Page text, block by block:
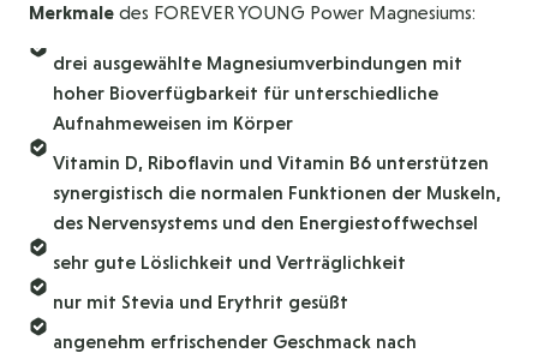
Merkmale des FOREVER YOUNG Power Magnesiums:
drei ausgewählte Magnesiumverbindungen mit
hoher Bioverfügbarkeit für unterschiedliche
Aufnahmeweisen im Körper
Vitamin D, Riboflavin und Vitamin B6 unterstützen
synergistisch die normalen Funktionen der Muskeln,
des Nervensystems und den Energiestoffwechsel
sehr gute Löslichkeit und Verträglichkeit
nur mit Stevia und Erythrit gesüßt
angenehm erfrischender Geschmack nach